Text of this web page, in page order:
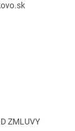
ZMLUVY